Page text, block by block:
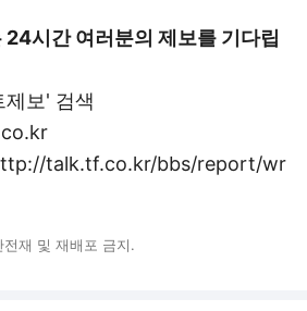
24시간 여러분의 제보를 기다립
보' 검색
talk.tf.co.kr/bbs/report/wr
재 및 재배포 금지.